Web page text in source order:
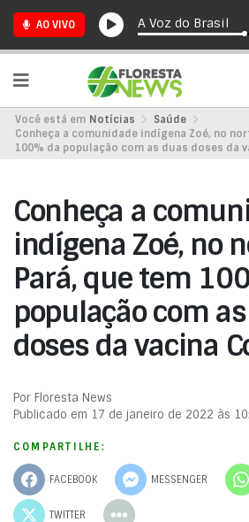
AO VIVO A Voz do Brasil
Você está em Notícias
Saúde
Conheça a comunidade indígena Zoé, no
100% da população com as duas doses da
Conheça a
indígena Zoé, no
Pará, que tem
população com
doses da vacina
Por Floresta News
Publicado em 17 de janeiro de 2022 às
COMPARTILHE:
FACEBOOK MESSENGER
TWITTER